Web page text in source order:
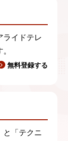
ライドテレ
無料登録する
と「テクニ